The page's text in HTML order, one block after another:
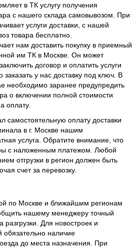
в ТК услугу получения
с нашего склада самовывозом. При
услуги доставки, с нашей
товара бесплатно.
нам доставить покупку в приемный
им ТК в Москве. Он может
договор и оплатить услуги
заказать у нас доставку под ключ. В
необходимо заранее предупредить
о включении полной стоимости
оплату.
самостоятельную оплату доставки
в г. Москве нашим
услуга. Обратите внимание, что
с наложенным платежом. Любой
отгрузки в регион должен быть
счет за перевозку.
по Москве и ближайшим регионам
нашему менеджеру точный
разгрузки. Для новостроек и
обязательно наличие
до места назначения. При